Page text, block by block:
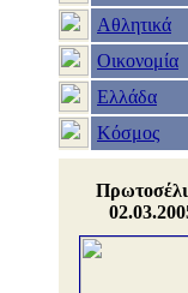
Αθλητικά
Οικονομία
Ελλάδα
Κόσμος